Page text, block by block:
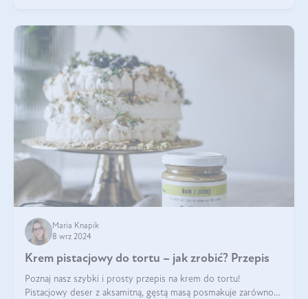
Maria Knapik
8 wrz 2024
Krem pistacjowy do tortu – jak zrobić? Przepis
Poznaj nasz szybki i prosty przepis na krem do tortu!
Pistacjowy deser z aksamitną, gęstą masą posmakuje zarówno